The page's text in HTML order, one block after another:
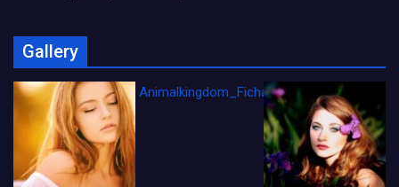
Gallery
Animalkingdom_FichaCine